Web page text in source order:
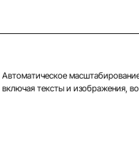
Автоматическое
включая тексты и изображения,